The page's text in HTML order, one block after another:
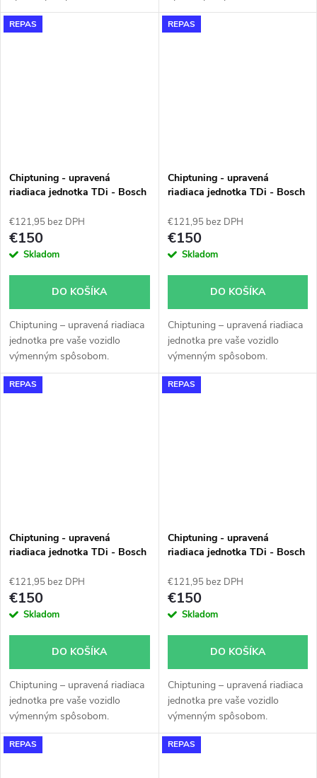
REPAS
Chiptuning - upravená
riadiaca jednotka TDi - Bosch
0281010702
€121,95 bez DPH
€150
Skladom
DO KOŠÍKA
Chiptuning – upravená riadiaca
jednotka pre vaše vozidlo
výmenným spôsobom.
REPAS
Chiptuning - upravená
riadiaca jednotka TDi - Bosch
0281010670
€121,95 bez DPH
€150
Skladom
DO KOŠÍKA
Chiptuning – upravená riadiaca
jednotka pre vaše vozidlo
výmenným spôsobom.
REPAS
Chiptuning - upravená
riadiaca jednotka TDi - Bosch
0281010789
€121,95 bez DPH
€150
Skladom
DO KOŠÍKA
Chiptuning – upravená riadiaca
jednotka pre vaše vozidlo
výmenným spôsobom.
REPAS
Chiptuning - upravená
riadiaca jednotka TDi - Bosch
0281010687
€121,95 bez DPH
€150
Skladom
DO KOŠÍKA
Chiptuning – upravená riadiaca
jednotka pre vaše vozidlo
výmenným spôsobom.
REPAS REPAS